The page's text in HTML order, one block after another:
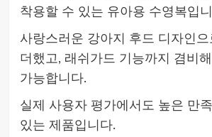
착용할 수 있는 유아용 수영복입
사랑스러운 강아지 후드 디자인
더했고, 래쉬가드 기능까지 겸비
가능합니다.
실제 사용자 평가에서도 높은 만
있는 제품입니다.